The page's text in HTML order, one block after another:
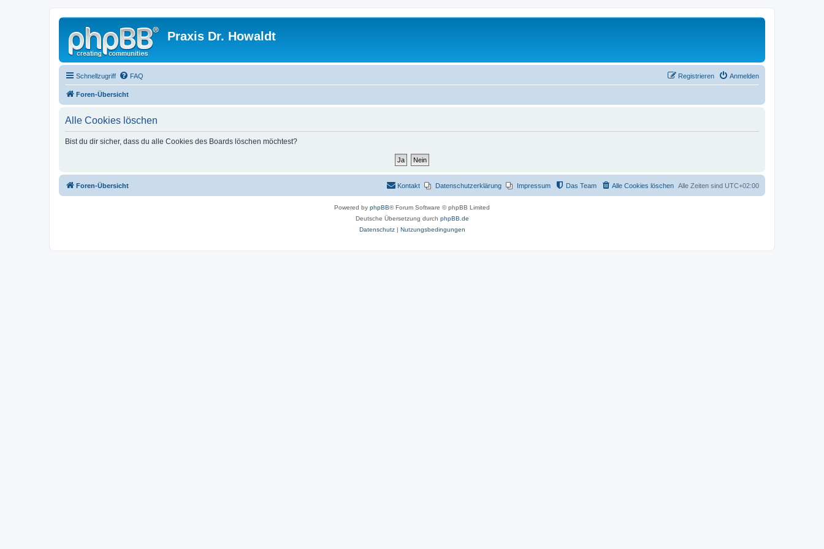
Praxis Dr. Howaldt
Schnellzugriff FAQ Anmelden
Registrieren
Foren-Übersicht
Alle Cookies löschen
Bist du dir sicher, dass du alle Cookies des Boards löschen möchtest?
Foren-Übersicht Alle Zeiten sind UTC+02:00
Alle Cookies löschen
Das Team
Impressum
Datenschutzerklärung
Kontakt
Powered by phpBB® Forum Software © phpBB Limited
Deutsche Übersetzung durch phpBB.de
Datenschutz| Nutzungsbedingungen